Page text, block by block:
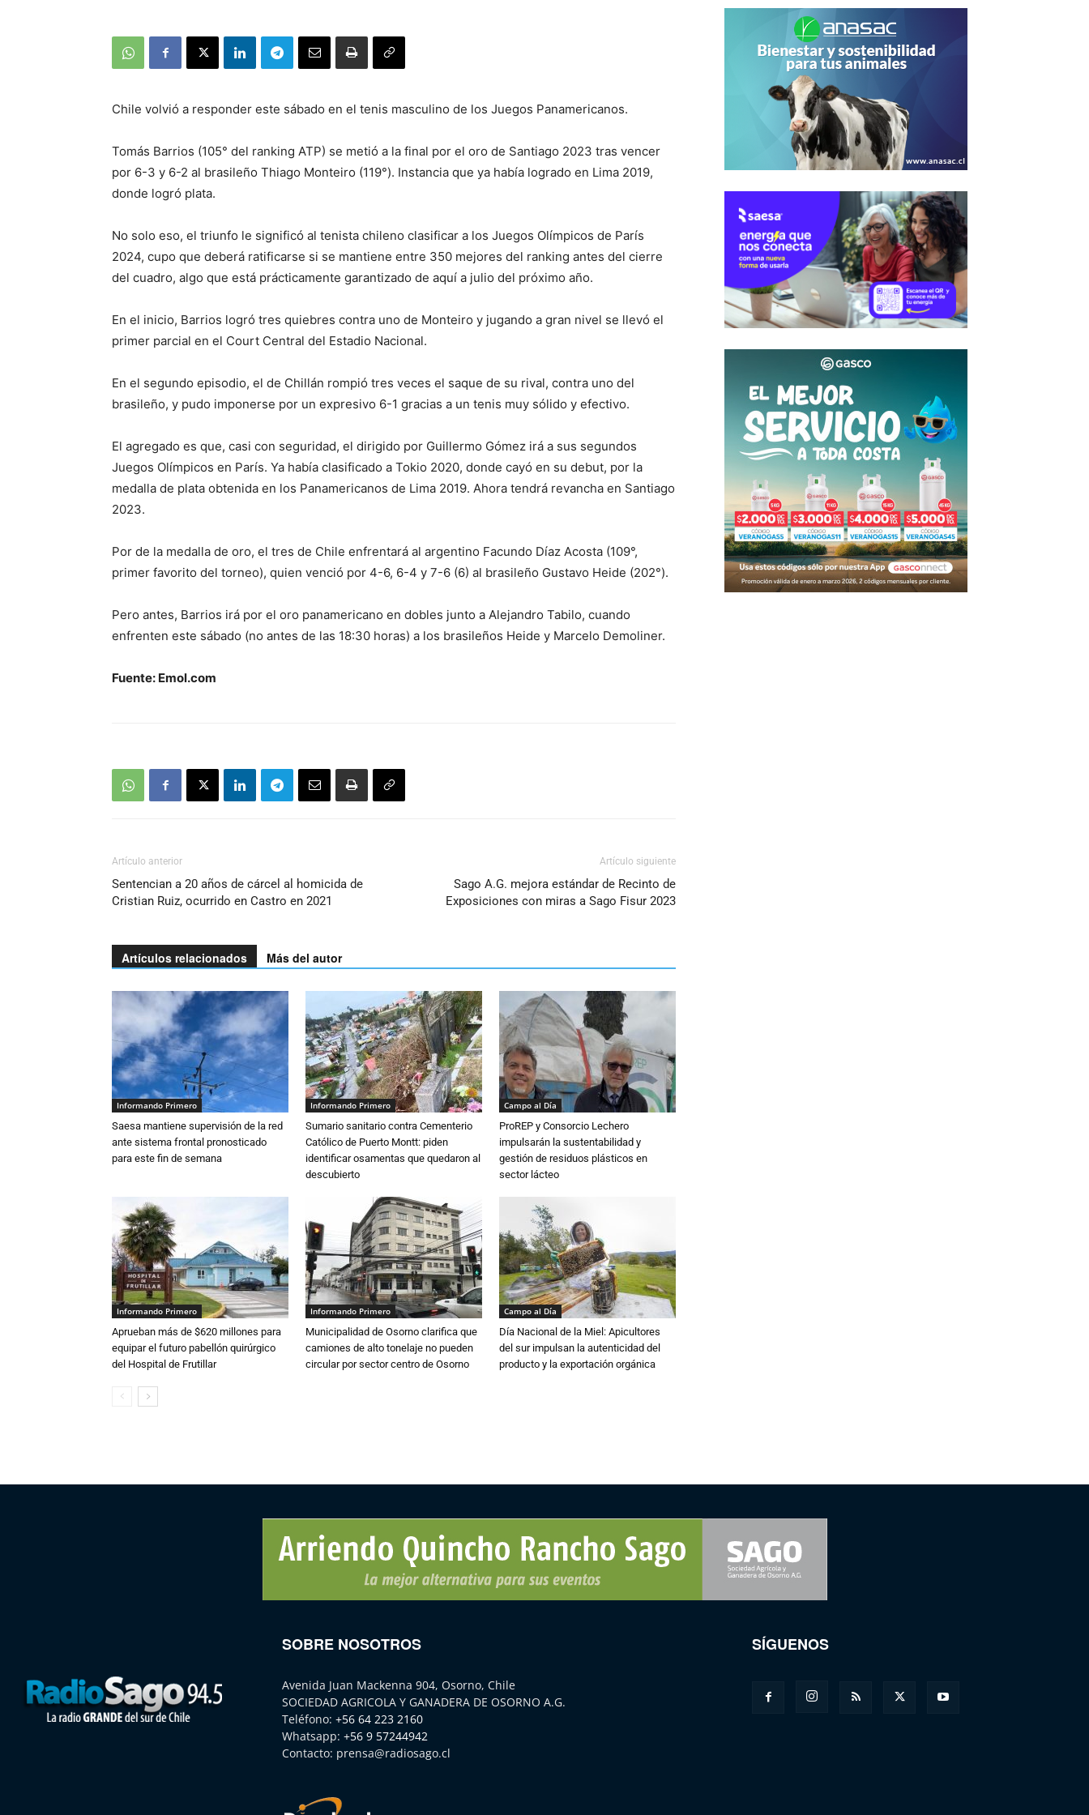
Chile volvió a responder este sábado en el tenis masculino de los Juegos Panamericanos.
Tomás Barrios (105° del ranking ATP) se metió a la final por el oro de Santiago 2023 tras vencer
por 6-3 y 6-2 al brasileño Thiago Monteiro (119°). Instancia que ya había logrado en Lima 2019,
donde logró plata.
No solo eso, el triunfo le significó al tenista chileno clasificar a los Juegos Olímpicos de París
2024, cupo que deberá ratificarse si se mantiene entre 350 mejores del ranking antes del cierre
del cuadro, algo que está prácticamente garantizado de aquí a julio del próximo año.
En el inicio, Barrios logró tres quiebres contra uno de Monteiro y jugando a gran nivel se llevó el
primer parcial en el Court Central del Estadio Nacional.
En el segundo episodio, el de Chillán rompió tres veces el saque de su rival, contra uno del
brasileño, y pudo imponerse por un expresivo 6-1 gracias a un tenis muy sólido y efectivo.
El agregado es que, casi con seguridad, el dirigido por Guillermo Gómez irá a sus segundos
Juegos Olímpicos en París. Ya había clasificado a Tokio 2020, donde cayó en su debut, por la
medalla de plata obtenida en los Panamericanos de Lima 2019. Ahora tendrá revancha en Santiago
2023.
Por de la medalla de oro, el tres de Chile enfrentará al argentino Facundo Díaz Acosta (109°,
primer favorito del torneo), quien venció por 4-6, 6-4 y 7-6 (6) al brasileño Gustavo Heide (202°).
Pero antes, Barrios irá por el oro panamericano en dobles junto a Alejandro Tabilo, cuando
enfrenten este sábado (no antes de las 18:30 horas) a los brasileños Heide y Marcelo Demoliner.
Fuente: Emol.com
Artículo anterior
Sentencian a 20 años de cárcel al homicida de
Cristian Ruiz, ocurrido en Castro en 2021
Artículo siguiente
Sago A.G. mejora estándar de Recinto de
Exposiciones con miras a Sago Fisur 2023
Artículos relacionados Más del autor
Informando Primero
Saesa mantiene supervisión de la red
ante sistema frontal pronosticado
para este fin de semana
Informando Primero
Sumario sanitario contra Cementerio
Católico de Puerto Montt: piden
identificar osamentas que quedaron al
descubierto
Campo al Día
ProREP y Consorcio Lechero
impulsarán la sustentabilidad y
gestión de residuos plásticos en
sector lácteo
Informando Primero
Aprueban más de $620 millones para
equipar el futuro pabellón quirúrgico
del Hospital de Frutillar
Informando Primero
Municipalidad de Osorno clarifica que
camiones de alto tonelaje no pueden
circular por sector centro de Osorno
Campo al Día
Día Nacional de la Miel: Apicultores
del sur impulsan la autenticidad del
producto y la exportación orgánica
SOBRE NOSOTROS
Avenida Juan Mackenna 904, Osorno, Chile
SOCIEDAD AGRICOLA Y GANADERA DE OSORNO A.G.
Teléfono: +56 64 223 2160
Whatsapp: +56 9 57244942
Contacto: prensa@radiosago.cl
SÍGUENOS